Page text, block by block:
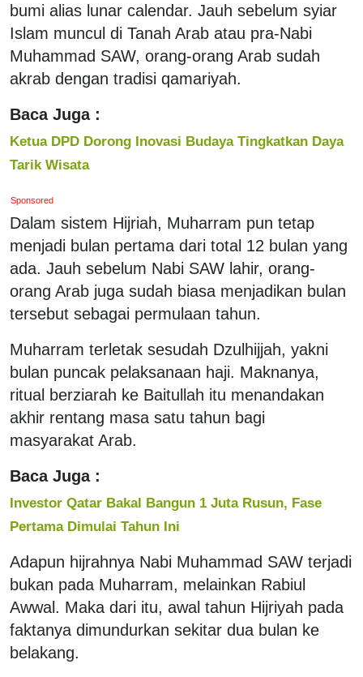
bumi alias lunar calendar. Jauh sebelum syiar
Islam muncul di Tanah Arab atau pra-Nabi
Muhammad SAW, orang-orang Arab sudah
akrab dengan tradisi qamariyah.
Baca Juga :
Ketua DPD Dorong Inovasi Budaya Tingkatkan Daya
Tarik Wisata
Sponsored
Dalam sistem Hijriah, Muharram pun tetap
menjadi bulan pertama dari total 12 bulan yang
ada. Jauh sebelum Nabi SAW lahir, orang-
orang Arab juga sudah biasa menjadikan bulan
tersebut sebagai permulaan tahun.
Muharram terletak sesudah Dzulhijjah, yakni
bulan puncak pelaksanaan haji. Maknanya,
ritual berziarah ke Baitullah itu menandakan
akhir rentang masa satu tahun bagi
masyarakat Arab.
Baca Juga :
Investor Qatar Bakal Bangun 1 Juta Rusun, Fase
Pertama Dimulai Tahun Ini
Adapun hijrahnya Nabi Muhammad SAW terjadi
bukan pada Muharram, melainkan Rabiul
Awwal. Maka dari itu, awal tahun Hijriyah pada
faktanya dimundurkan sekitar dua bulan ke
belakang.